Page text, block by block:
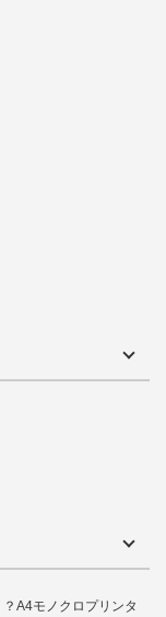
A4モノクロプリンタ